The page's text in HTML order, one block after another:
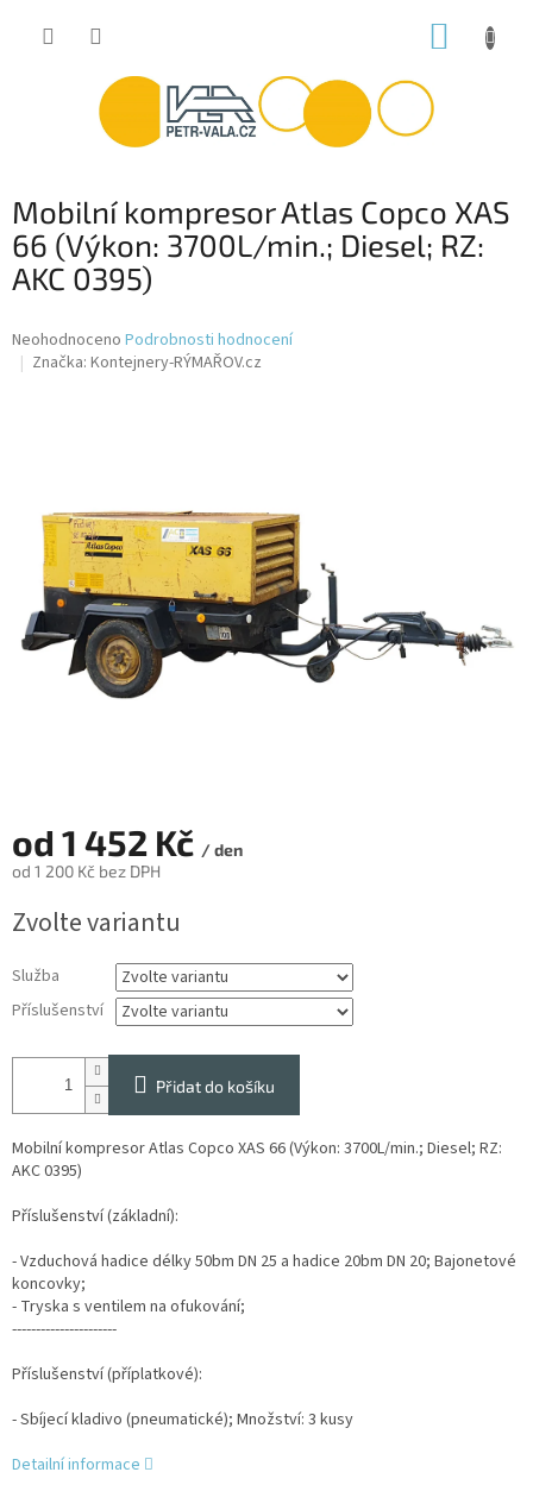
Mobilní kompresor Atlas Copco XAS
66 (Výkon: 3700L/min.; Diesel; RZ:
AKC 0395)
Průměrné
hodnocení
Neohodnoceno Podrobnosti hodnocení
Značka: Kontejnery-RÝMAŘOV.cz
od 1 452 Kč / den
od 1 200 Kč bez DPH
cena:
Zvolte variantu
Služba
Příslušenství
Přidat do košíku
Mobilní kompresor Atlas Copco XAS 66 (Výkon: 3700L/min.; Diesel; RZ:
AKC 0395)
Příslušenství (základní):
- Vzduchová hadice délky 50bm DN 25 a hadice 20bm DN 20; Bajonetové
koncovky;
- Tryska s ventilem na ofukování;
----------------------
Příslušenství (příplatkové):
- Sbíjecí kladivo (pneumatické); Množství: 3 kusy
Detailní informace